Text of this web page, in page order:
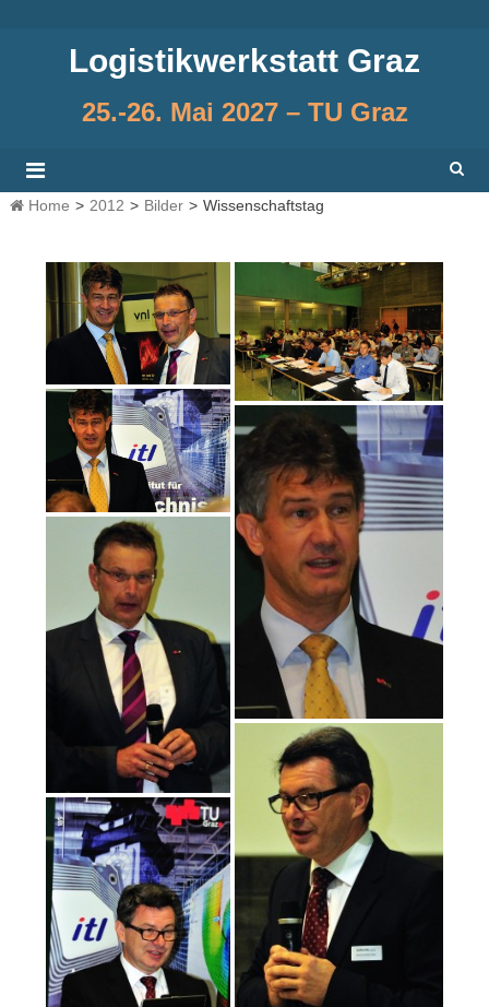
Logistikwerkstatt Graz
25.-26. Mai 2027 – TU Graz
Home > 2012 > Bilder > Wissenschaftstag